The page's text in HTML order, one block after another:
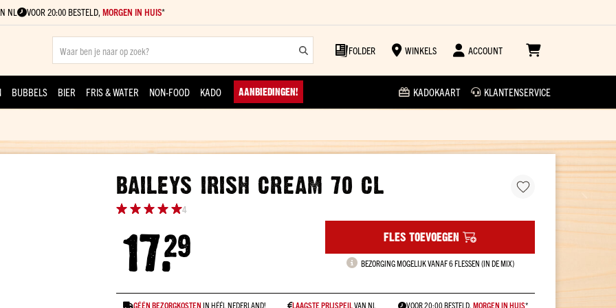
NL VOOR 20:00 BESTELD, MORGEN IN HUIS*
FOLDER WINKELS ACCOUNT
BUBBELS BIER FRIS & WATER NON-FOOD KADO AANBIEDINGEN! KADOKAART KLANTENSERVICE
BAILEYS IRISH CREAM 70 CL
Waardering: 4
17.29 FLES TOEVOEGEN
BEZORGING MOGELIJK VANAF 6 FLESSEN (IN DE MIX)
GÉÉN BEZORGKOSTEN IN HÉÉL NEDERLAND! LAAGSTE PRIJSPEILVAN NL VOOR 20:00 BESTELD, MORGEN IN HUIS*
Review versturen